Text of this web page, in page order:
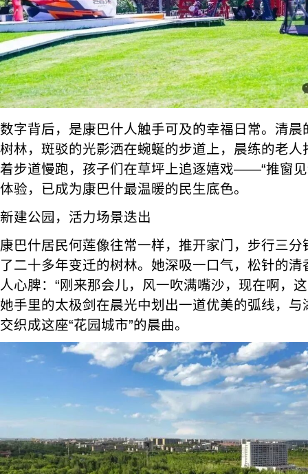
数字背后，是康巴什人触手可及的幸福日常。清
树林，斑驳的光影洒在蜿蜒的步道上，晨练的老
着步道慢跑，孩子们在草坪上追逐嬉戏——“推窗
体验，已成为康巴什最温暖的民生底色。
新建公园，活力场景迭出
康巴什居民何莲像往常一样，推开家门，步行三
了二十多年变迁的树林。她深吸一口气，松针的
人心脾：“刚来那会儿，风一吹满嘴沙，现在啊，
她手里的太极剑在晨光中划出一道优美的弧线，
交织成这座“花园城市”的晨曲。